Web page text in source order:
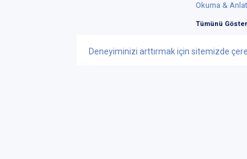
Deneyiminizi arttırmak için sitemizde
Okuma &
Tümünü Göster